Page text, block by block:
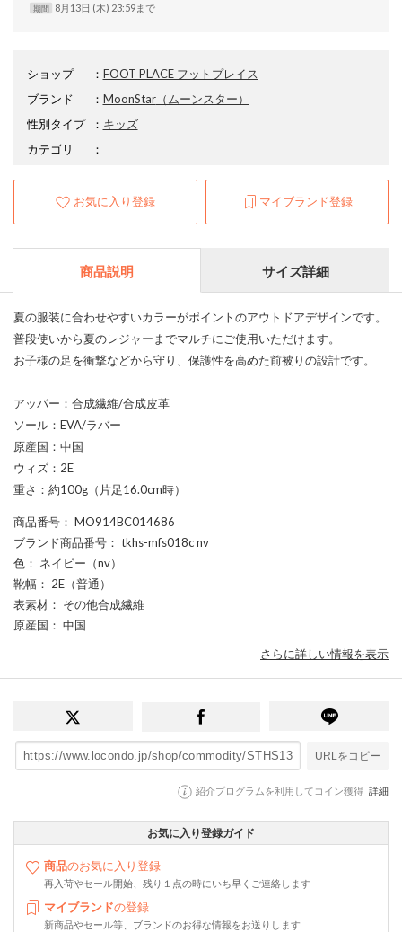
期間 8月13日 (木) 23:59まで
ショップ ： FOOT PLACE フットプレイス
ブランド
： MoonStar（ムーンスター）
性別タイプ
： キッズ
カテゴリ
：
お気に入り登録 マイブランド登録
商品説明 サイズ詳細
夏の服装に合わせやすいカラーがポイントのアウトドアデザインです。
普段使いから夏のレジャーまでマルチにご使用いただけます。
お子様の足を衝撃などから守り、保護性を高めた前被りの設計です。
アッパー：合成繊維/合成皮革
ソール：EVA/ラバー
原産国：中国
ウィズ：2E
重さ：約100g（片足16.0cm時）
商品番号 ： MO914BC014686
ブランド商品番号 ： tkhs-mfs018c nv
色 ： ネイビー（nv）
靴幅 ： 2E（普通）
表素材 ： その他合成繊維
原産国 ： 中国
さらに詳しい情報を表示
URLをコピー
紹介プログラムを利用してコイン獲得 詳細
お気に入り登録ガイド
商品のお気に入り登録
再入荷やセール開始、残り１点の時にいち早くご連絡します
マイブランドの登録
新商品やセール等、ブランドのお得な情報をお送りします